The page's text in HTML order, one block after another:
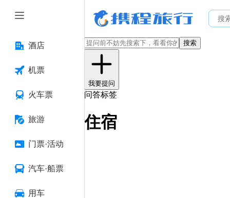
酒店
机票
火车票
旅游
门票·活动
汽车·船票
用车
搜索
我要提问
问答标签
住宿